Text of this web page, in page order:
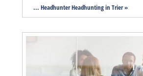
... Headhunter Headhunting in Trier »